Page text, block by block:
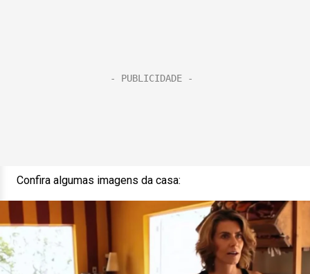
Confira algumas imagens da casa: